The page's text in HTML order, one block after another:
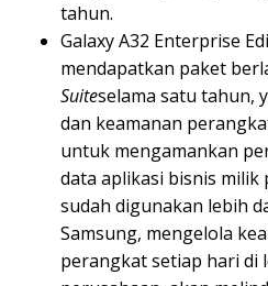
tahun.
Galaxy A32 Enterprise
mendapatkan paket
Suiteselama satu tahun,
dan keamanan
untuk mengamankan
data aplikasi bisnis milik
sudah digunakan lebih
Samsung, mengelola
perangkat setiap hari di